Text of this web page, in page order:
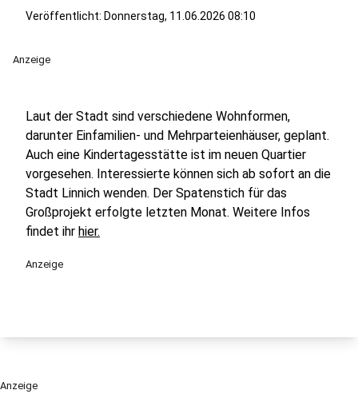
Veröffentlicht: Donnerstag, 11.06.2026 08:10
Anzeige
Laut der Stadt sind verschiedene Wohnformen,
darunter Einfamilien- und Mehrparteienhäuser, geplant.
Auch eine Kindertagesstätte ist im neuen Quartier
vorgesehen. Interessierte können sich ab sofort an die
Stadt Linnich wenden. Der Spatenstich für das
Großprojekt erfolgte letzten Monat. Weitere Infos
findet ihr hier.
Anzeige
Anzeige